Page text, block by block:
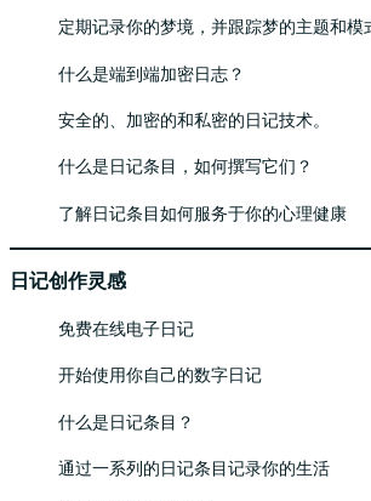
定期记录你的梦境，并跟踪梦的主题和模
什么是端到端加密日志？
安全的、加密的和私密的日记技术。
什么是日记条目，如何撰写它们？
了解日记条目如何服务于你的心理健康
日记创作灵感
免费在线电子日记
开始使用你自己的数字日记
什么是日记条目？
通过一系列的日记条目记录你的生活